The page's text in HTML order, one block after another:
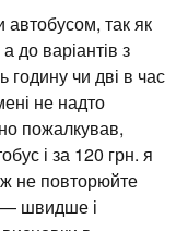
і за 120 грн. я
не повторюйте
швидше і
в
і з Тернополя в
мандрівку я їхав